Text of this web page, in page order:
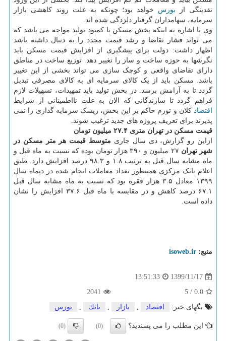
نقدینگی از بورس خواهد بود؛ چونکه به علت روند کاهشی بازار
سرمایه، سهامداران گرفتار دلزدگی شده اند.
وی با اشاره به اینکه بخش مسکن با کمبود تولید مواجه می باشد که
می تواند فشار تقاضا و رشد قیمت مجدد را به دنبال داشته باشد
اظهار داشت: دولت برای پیشگیری از افزایش قیمت مسکن باید
نگرشها به حوزه ساخت و ساز را تغییر دهد. توزیع ساخت در مناطق
دارای تقاضای واقعی و کوچک سازی می تواند بخشی از این تغییر
باشد. مسکن باید از یک کالای سرمایه ای به کالای مصرفی تبدیل
گردد تا به آرامش برسد. در بخش تولید باید تمهیدات، تسهیلات لازم
فراهم گردد تا سازندگانی که الان به علت نااطمینانی از شرایط
اقتصاد کلان و تورم حاکم بر این بخش، ریسک سرمایه گذاری را نمی
پذیرند برای تعریف پروژه های جدید ترغیب شوند.
قیمت مسکن در تهران متری ۲۷.۴ میلیون تومان
ازاین رو گزارش، دی سال جاری متوسط قیمت هر متر مسکن در
شهر تهران
۲۷ میلیون و ۳۹۰ هزار تومان بوده که نسبت به ماه قبل و
ماه مشابه سال قبل به ترتیب ۱.۸ و ۹۸.۳ درصد افزایش دارد. طبق
اعلام بانک مرکزی همینطور تعداد معاملات انجام شده در دیماه سال
۱۳۹۹ معادل ۳.۵ هزار فقره بود که نسبت به ماه مشابه سال قبل
۶۷.۱ درصد کاهش و در مقایسه با ماه قبل ۳۷.۶ افزایش را نشان
داده است.
منبع: isoweb.ir
1399/11/17
13:51:33
0.0
/
5
2041
تگهای خبر:
اقتصاد , بازار , بانك , بورس
این مطلب را می پسندید؟ (0)
(0)